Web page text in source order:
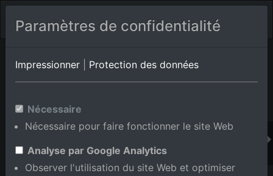
Album de lieux Dobel en Bade-Wurtemberg,Allemagne
Paramètres de confidentialité
Impressionner Protection des données
Nécessaire
Nécessaire pour faire fonctionner le site Web
Analyse par Google Analytics
Observer l'utilisation du site Web et optimiser